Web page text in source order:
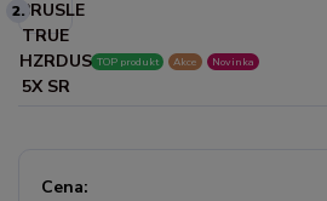
2.
TOP produkt Akce Novinka
Cena: